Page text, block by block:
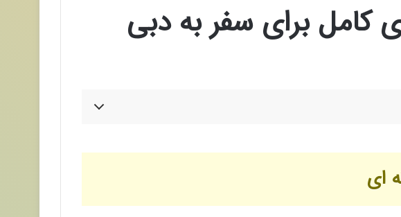
کامل برای سفر به دبی
ای